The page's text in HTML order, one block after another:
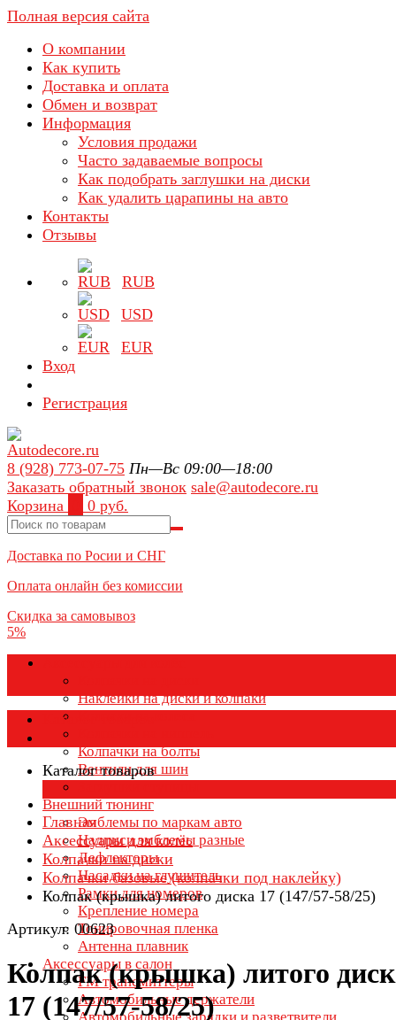
Полная версия сайта
О компании
Как купить
Доставка и оплата
Обмен и возврат
Информация
Условия продажи
Часто задаваемые вопросы
Как подобрать заглушки на диски
Как удалить царапины на авто
Контакты
Отзывы
RUB
USD
EUR
Вход
Регистрация
8 (928) 773-07-75 Пн—Вс 09:00—18:00
Заказать обратный звонок sale@autodecore.ru
Корзина
0 руб.
Доставка по Росии и СНГ
Оплата онлайн без комиссии
Скидка за самовывоз
5%
Наклейки на диски и колпаки
Колпаки на колеса
Колпачки на болты
Вентили для шин
Внешний тюнинг
Эмблемы по маркам авто
Надписи эмблемы разные
Дефлекторы
Насадки на глушитель
Рамки для номеров
Крепление номера
Тонировочная пленка
Антенна плавник
Аксессуары в салон
FM трансмиттеры
Автомобильные держатели
Каталог товаров
Каталог товаров
Главная
Аксессуары для колёс
Колпачки на диски
Колпачки базовые (колпачки под наклейку)
Колпак (крышка) литого диска 17 (147/57-58/25)
Артикул: 00623
Колпак (крышка) литого
17 (147/57-58/25)